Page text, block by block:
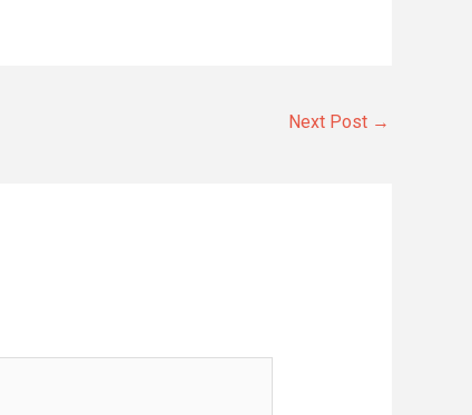
Next Post →